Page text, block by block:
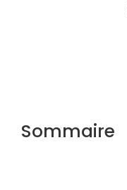
Sommaire